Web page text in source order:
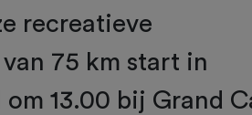
recreatieve
75 km start in
13.00 bij Grand